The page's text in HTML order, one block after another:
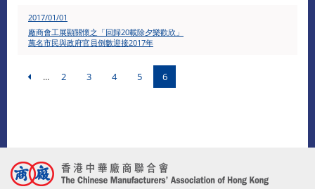
2017/01/01
廠商會工展顯關懷之「回歸20載除夕樂歡欣」
萬名市民與政府官員倒數迎接2017年
... 2 3 4 5 6